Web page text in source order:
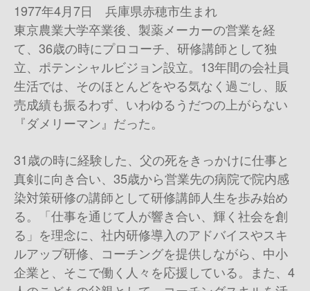
1977年4月7日 兵庫県赤穂市生まれ
東京農業大学卒業後、製薬メーカーの営業を経
て、36歳の時にプロコーチ、研修講師として独
立、ポテンシャルビジョン設立。13年間の会社員
生活では、そのほとんどをやる気なく過ごし、販
売成績も振るわず、いわゆるうだつの上がらない
『ダメリーマン』だった。
31歳の時に経験した、父の死をきっかけに仕事と
真剣に向き合い、35歳から営業先の病院で院内感
染対策研修の講師として研修講師人生を歩み始め
る。「仕事を通じて人が響き合い、輝く社会を創
る」を理念に、社内研修導入のアドバイスやスキ
ルアップ研修、コーチングを提供しながら、中小
企業と、そこで働く人々を応援している。また、4